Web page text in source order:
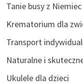
Tanie busy z
Krematorium dla
Transport
Naturalne i
Ukulele dla dzieci